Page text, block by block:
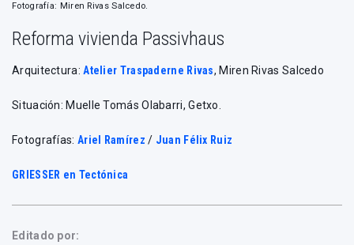
Fotografía: Miren Rivas Salcedo.
Reforma vivienda Passivhaus
Arquitectura:Atelier Traspaderne Rivas, Miren Rivas Salcedo
Situación: Muelle Tomás Olabarri, Getxo.
Fotografías: Ariel Ramírez / Juan Félix Ruiz
GRIESSER en Tectónica
Editado por: